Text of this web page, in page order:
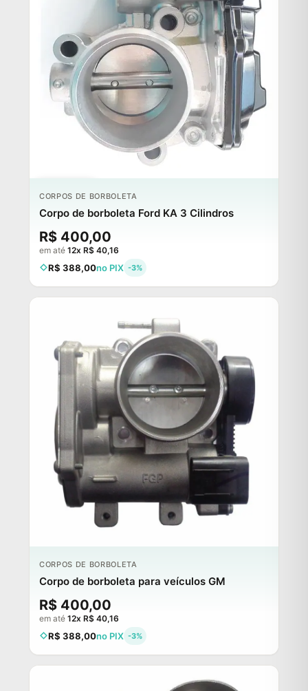
ESGOTADO
CORPOS DE BORBOLETA
Corpo de borboleta Ford KA 3 Cilindros
R$ 400,00
em até 12x R$ 40,16
R$ 388,00no PIX -3%
CORPOS DE BORBOLETA
Corpo de borboleta para veículos GM
R$ 400,00
em até 12x R$ 40,16
R$ 388,00no PIX -3%